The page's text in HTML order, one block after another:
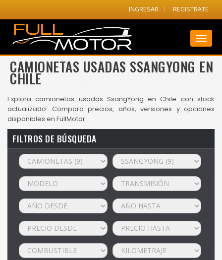
INGRESAR REGISTRATE
CAMIONETAS USADAS SSANGYONG EN
CHILE
Explora camionetas usadas SsangYong en Chile con stock
actualizado. Compara precios, años, versiones y opciones
disponibles en FullMotor.
FILTROS DE BÚSQUEDA